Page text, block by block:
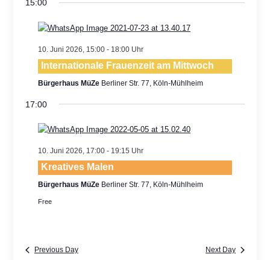
15:00
10. Juni 2026, 15:00- 18:00
Internationale Frauenzeit am Mittwoch
Bürgerhaus MüZe Berliner Str. 77, Köln-Mühlheim
17:00
10. Juni 2026, 17:00- 19:15
Kreatives Malen
Bürgerhaus MüZe Berliner Str. 77, Köln-Mühlheim
Free
Previous Day Next Day